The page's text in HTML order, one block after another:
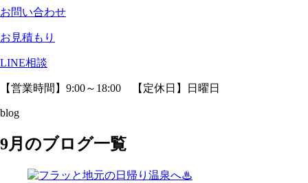
お問い合わせ
お見積もり
LINE相談
【営業時間】9:00～18:00 【定休日】日曜日
blog
9月のブログ一覧